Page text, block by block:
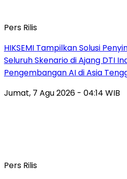
Pers Rilis
HIKSEMI Tampilkan Solusi
Seluruh Skenario di Ajang DTI
Pengembangan AI di Asia
Jumat, 7 Agu 2026 - 04:14 WIB
Pers Rilis